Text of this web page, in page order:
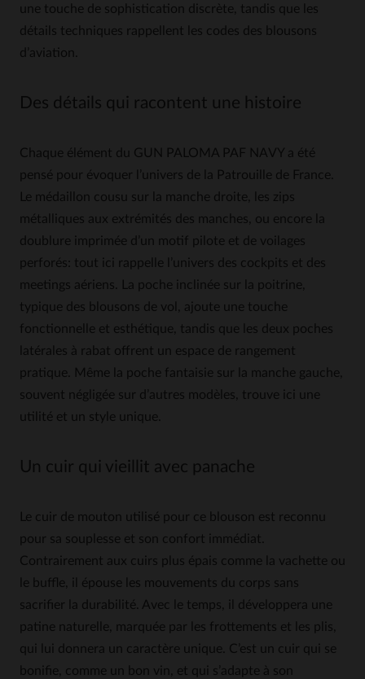
une touche de sophistication discrète, tandis que les
détails techniques rappellent les codes des blousons
d’aviation.
Des détails qui racontent une histoire
Chaque élément du GUN PALOMA PAF NAVY a été
pensé pour évoquer l’univers de la Patrouille de France.
Le médaillon cousu sur la manche droite, les zips
métalliques aux extrémités des manches, ou encore la
doublure imprimée d’un motif pilote et de voilages
perforés: tout ici rappelle l’univers des cockpits et des
meetings aériens. La poche inclinée sur la poitrine,
typique des blousons de vol, ajoute une touche
fonctionnelle et esthétique, tandis que les deux poches
latérales à rabat offrent un espace de rangement
pratique. Même la poche fantaisie sur la manche gauche,
souvent négligée sur d’autres modèles, trouve ici une
utilité et un style unique.
Un cuir qui vieillit avec panache
Le cuir de mouton utilisé pour ce blouson est reconnu
pour sa souplesse et son confort immédiat.
Contrairement aux cuirs plus épais comme la vachette ou
le buffle, il épouse les mouvements du corps sans
sacrifier la durabilité. Avec le temps, il développera une
patine naturelle, marquée par les frottements et les plis,
qui lui donnera un caractère unique. C’est un cuir qui se
bonifie, comme un bon vin, et qui s’adapte à son